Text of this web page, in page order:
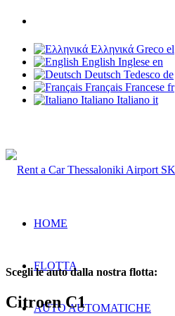
Ελληνικά Greco el
English Inglese en
Deutsch Tedesco de
Français Francese fr
Italiano Italiano it
HOME
FLOTTA
AUTO AUTOMATICHE
Scegli le auto dalla nostra flotta:
Citroen C1